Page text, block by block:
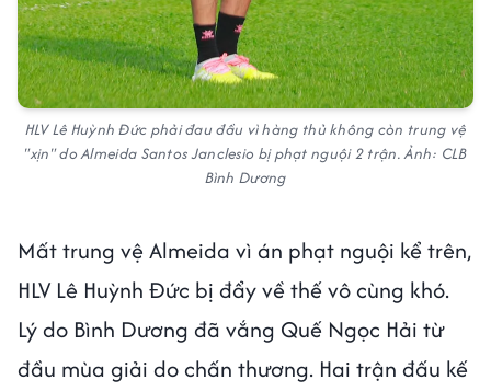
HLV Lê Huỳnh Đức phải đau đầu vì hàng thủ không còn trung vệ
"xịn" do Almeida Santos Janclesio bị phạt nguội 2 trận. Ảnh: CLB
Bình Dương
Mất trung vệ Almeida vì án phạt nguội kể trên,
HLV Lê Huỳnh Đức bị đẩy về thế vô cùng khó.
Lý do Bình Dương đã vắng Quế Ngọc Hải từ
đầu mùa giải do chấn thương. Hai trận đấu kế